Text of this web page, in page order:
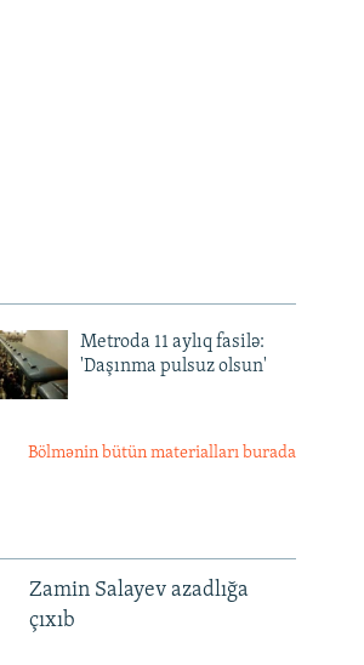
Metroda 11 aylıq fasilə:
'Daşınma pulsuz olsun'
Bölmənin bütün materialları burada
Zamin Salayev azadlığa
çıxıb